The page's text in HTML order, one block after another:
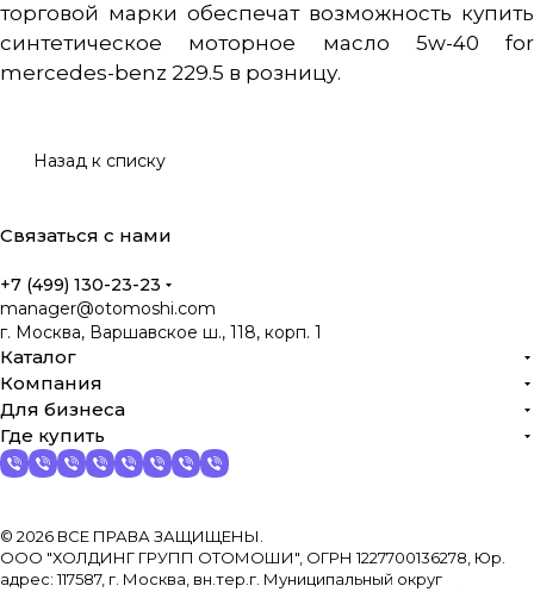
торговой марки обеспечат возможность купить
синтетическое моторное масло 5w-40 for
mercedes-benz 229.5 в розницу.
Назад к списку
Связаться с нами
+7 (499) 130-23-23
manager@otomoshi.com
г. Москва, Варшавское ш., 118, корп. 1
Каталог
Компания
Для бизнеса
Где купить
© 2026 ВСЕ ПРАВА ЗАЩИЩЕНЫ.
ООО "ХОЛДИНГ ГРУПП ОТОМОШИ", ОГРН 1227700136278, Юр.
адрес: 117587, г. Москва, вн.тер.г. Муниципальный округ